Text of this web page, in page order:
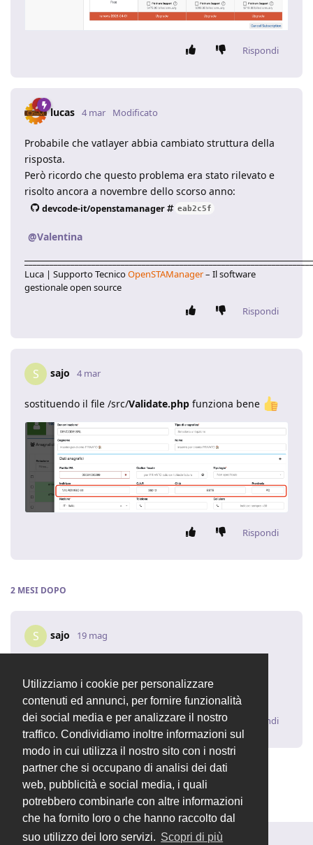
Utilizziamo i cookie per personalizzare
contenuti ed annunci, per fornire funzionalità
dei social media e per analizzare il nostro
traffico. Condividiamo inoltre informazioni sul
modo in cui utilizza il nostro sito con i nostri
partner che si occupano di analisi dei dati
web, pubblicità e social media, i quali
potrebbero combinarle con altre informazioni
che ha fornito loro o che hanno raccolto dal
suo utilizzo dei loro servizi. Scopri di più
Rispondi
lucas 4 mar Modificato
Probabile che vatlayer abbia cambiato struttura della
risposta.
Però ricordo che questo problema era stato rilevato e
risolto ancora a novembre dello scorso anno:
devcode-it/openstamanager eab2c5f
@Valentina
Luca | Supporto TecnicoOpenSTAManager– Il software
gestionale open source
Rispondi
S sajo 4 mar
sostituendo il file /src/Validate.php funziona bene
Rispondi
2 MESI DOPO
S sajo 19 mag
https://vatlayer.com/dashboard
Rispondi
Valentinaha chiuso la discussione